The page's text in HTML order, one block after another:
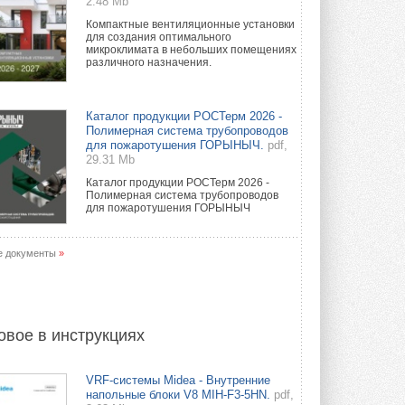
Компактные вентиляционные установки
для создания оптимального
микроклимата в небольших помещениях
различного назначения.
Каталог продукции РОСТерм 2026 -
Полимерная система трубопроводов
для пожаротушения ГОРЫНЫЧ.
pdf,
29.31 Mb
Каталог продукции РОСТерм 2026 -
Полимерная система трубопроводов
для пожаротушения ГОРЫНЫЧ
документы »
в инструкциях
VRF-системы Midea - Внутренние
напольные блоки V8 MIH-F3-5HN. pdf,